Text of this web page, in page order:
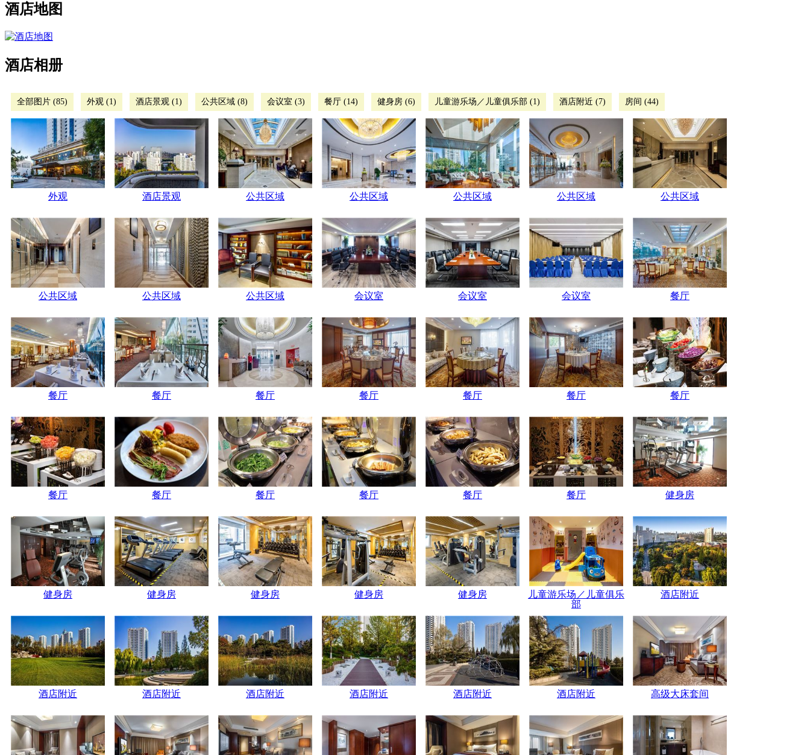
酒店地图
酒店相册
全部图片 (85) 外观 (1) 酒店景观 (1) 公共区域 (8) 会议室 (3) 餐厅 (14) 健身房 (6) 儿童游乐场／儿童俱乐部 (1) 酒店附近 (7) 房间 (44)
外观 酒店景观 公共区域 公共区域 公共区域 公共区域 公共区域
公共区域 公共区域 公共区域 会议室 会议室 会议室 餐厅
餐厅 餐厅 餐厅 餐厅 餐厅 餐厅 餐厅
餐厅 餐厅 餐厅 餐厅 餐厅 餐厅 健身房
健身房 健身房 健身房 健身房 健身房
儿童游乐场／儿童俱乐
部
酒店附近
酒店附近 酒店附近 酒店附近 酒店附近 酒店附近 酒店附近 高级大床套间